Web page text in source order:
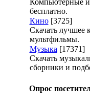
Компьютерные
бесплатно.
Кино [3725]
Скачать лучшее
мультфильмы.
Музыка [17371]
Скачать
сборники и
Опрос